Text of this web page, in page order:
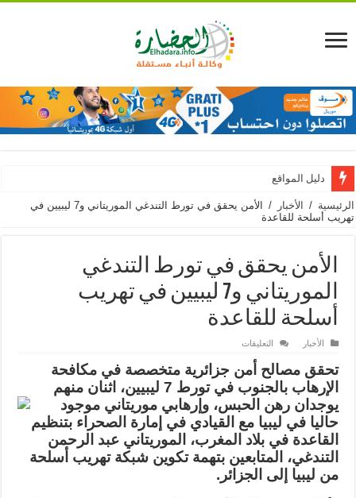
دليل المواقع
الرئيسية / الأخبار /
الأمن يحقق في تورط التندغي الموريتاني و7 ليبيين في
تهريب أسلحة للقاعدة
الأمن يحقق في تورط التندغي
الموريتاني و7 ليبيين في تهريب
أسلحة للقاعدة
الأخبار التعليقات
في
تورط
التندغي
الموريتاني
و7
ليبيين
في
تهريب
أسلحة
للقاعدة
مغلقة
تحقق مصالح أمن جزائرية متخصصة في مكافحة
الإرهاب بالجنوب في تورط 7 ليبيين، اثنان منهم
يوجدان رهن الحبس، وإرهابي موريتاني موجود
حاليا في ليبيا مع القيادي في إمارة الصحراء بتنظيم
القاعدة في بلاد المغرب، الموريتاني عبد الرحمن
التندغي، المتابعين بتهمة تكوين شبكة تهريب أسلحة
من ليبيا إلى الجزائر .